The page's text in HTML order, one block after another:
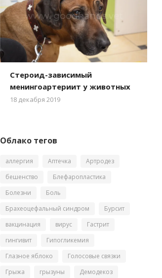
Стероид-зависимый
менингоартериит у животных
18 декабря 2019
Облако тегов
аллергия Аптечка
Артродез
бешенство
Блефаропластика
Болезни
Боль
Брахеоцефальный синдром
Бурсит
вакцинация
вирус
Гастрит
гингивит
Гипогликемия
Глазное яблоко
Голосовые связки
Грыжа
грызуны
Демодекоз